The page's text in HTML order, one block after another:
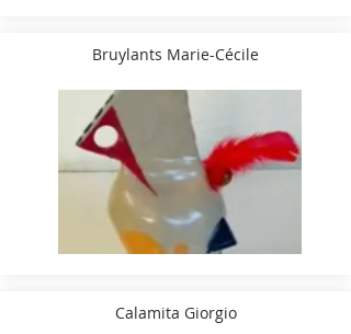
Bruylants Marie-Cécile
Calamita Giorgio